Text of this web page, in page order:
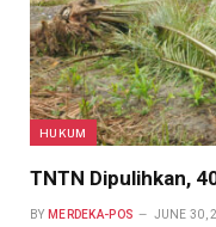
HUKUM
TNTN Dipulihkan,
BY MERDEKA-POS JUNE 30,